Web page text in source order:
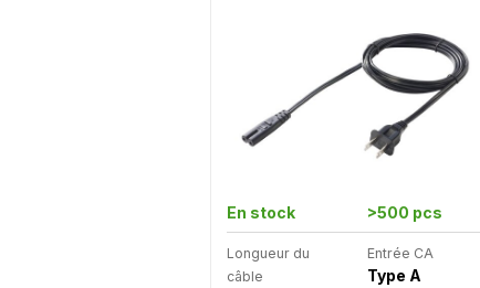
En stock >500 pcs
Longueur du
câble
Entrée CA
Type A